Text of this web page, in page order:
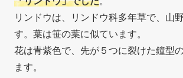
リンドウは、リンドウ科多年草で、山
す。葉は笹の葉に似ています。
花は青紫色で、先が５つに裂けた鐘型
ます。